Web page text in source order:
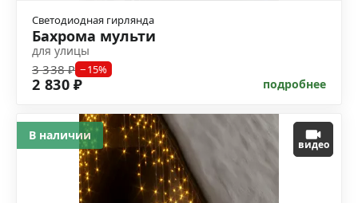
Светодиодная гирлянда
Бахрома мульти
для улицы
3 338 ₽ −15%
2 830 ₽ подробнее
видео
В наличии